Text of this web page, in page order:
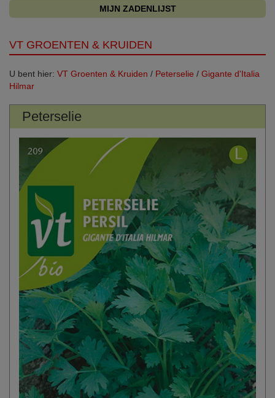
MIJN ZADENLIJST
VT GROENTEN & KRUIDEN
U bent hier: VT Groenten & Kruiden / Peterselie / Gigante d'Italia
Hilmar
Peterselie